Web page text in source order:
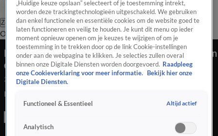
Zoeken
OverzichtRegioUitzendingenWeerTip de redactiePanelVideo's
Dode potvis aan land gebracht, onderzoekers aan
de slag
24 juli 2020, 16:00
Dode potvis aan land gebracht, onderzoekers aan de slag
„Huidige keuze opslaan” selecteert of je toestemming intrekt,
worden deze trackingtechnologieën uitgeschakeld. We gebruiken
dan enkel functionele en essentiële cookies om de website goed te
laten functioneren en veilig te houden. Je kunt dit menu op ieder
moment opnieuw openen om je keuzes te wijzigen of om je
toestemming in te trekken door op de link Cookie-instellingen
onder aan de webpagina te klikken. Je selecties zullen overal
binnen onze Digitale Diensten worden doorgevoerd. Raadpleeg
onze Cookieverklaring voor meer informatie.
Bekijk hier onze
Digitale Diensten.
Functioneel & Essentieel Altijd actief
Analytisch